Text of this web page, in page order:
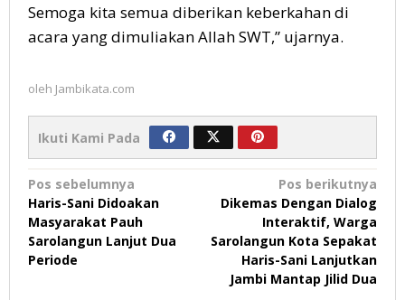
Semoga kita semua diberikan keberkahan di
acara yang dimuliakan Allah SWT,” ujarnya.
oleh Jambikata.com
Ikuti Kami Pada
Navigasi
pos
Pos sebelumnya
Haris-Sani Didoakan
Masyarakat Pauh
Sarolangun Lanjut Dua
Periode
Pos berikutnya
Dikemas Dengan Dialog
Interaktif, Warga
Sarolangun Kota Sepakat
Haris-Sani Lanjutkan
Jambi Mantap Jilid Dua